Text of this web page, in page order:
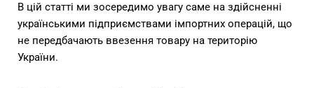
В цій статті ми зосередимо увагу саме на здійсненні
українськими підприємствами імпортних операцій, що
не передбачають ввезення товару на територію
України.